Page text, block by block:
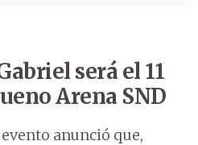
será el 11
Arena SND
anunció que,